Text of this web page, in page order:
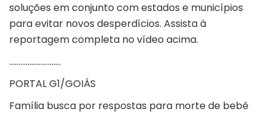
soluções em conjunto com estados e municípios
para evitar novos desperdícios. Assista à
reportagem completa no vídeo acima.
……………………….
PORTAL G1/GOIÁS
Família busca por respostas para morte de bebê